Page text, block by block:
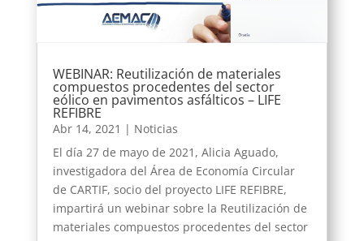
WEBINAR: Reutilización de materiales
compuestos procedentes del sector
eólico en pavimentos asfálticos – LIFE
REFIBRE
Abr 14, 2021 | Noticias
El día 27 de mayo de 2021, Alicia Aguado,
investigadora del Área de Economía Circular
de CARTIF, socio del proyecto LIFE REFIBRE,
impartirá un webinar sobre la Reutilización de
materiales compuestos procedentes del sector